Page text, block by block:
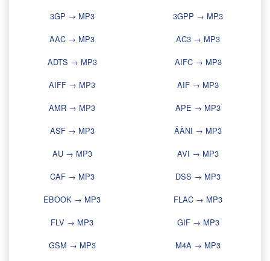
3GP → MP3
3GPP → MP3
AAC → MP3
AC3 → MP3
ADTS → MP3
AIFC → MP3
AIFF → MP3
AIF → MP3
AMR → MP3
APE → MP3
ASF → MP3
ÄÄNI → MP3
AU → MP3
AVI → MP3
CAF → MP3
DSS → MP3
EBOOK → MP3
FLAC → MP3
FLV → MP3
GIF → MP3
GSM → MP3
M4A → MP3